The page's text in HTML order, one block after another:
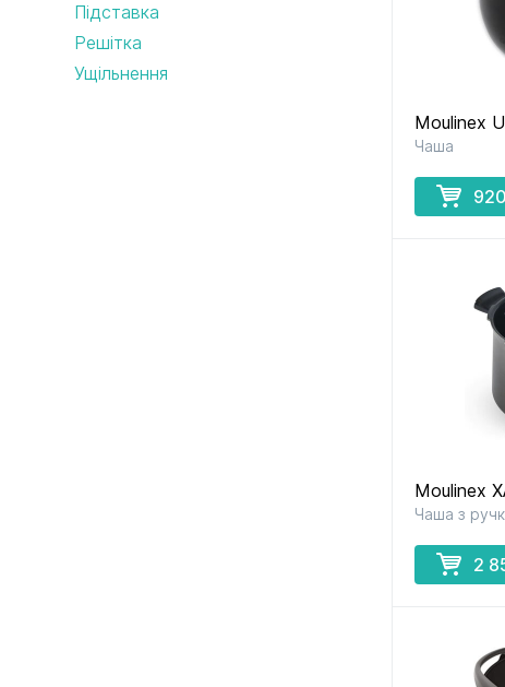
Підставка
Решітка
Ущільнення
Moulinex
Чаша
920
Moulinex
Чаша з
2